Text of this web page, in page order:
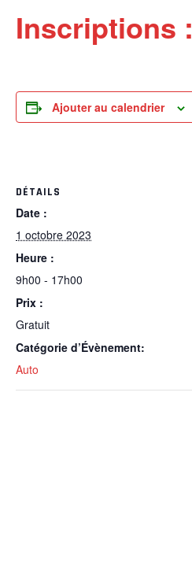
Inscriptions :
Ajouter au calendrier
DÉTAILS
Date :
1 octobre 2023
Heure :
9h00 - 17h00
Prix :
Gratuit
Catégorie d’Évènement:
Auto